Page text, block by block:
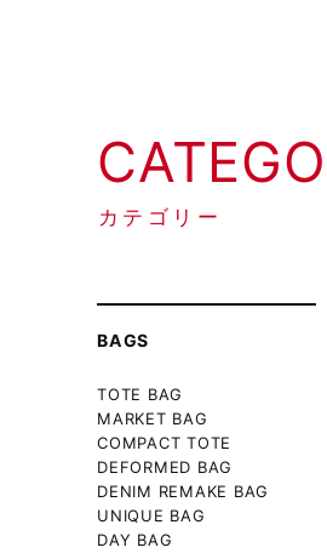
カテゴリー
BAGS
TOTE BAG
MARKET BAG
COMPACT TOTE
DEFORMED BAG
DENIM REMAKE BAG
UNIQUE BAG
DAY BAG